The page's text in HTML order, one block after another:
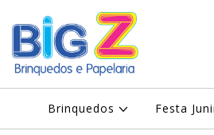
Brinquedos Festa